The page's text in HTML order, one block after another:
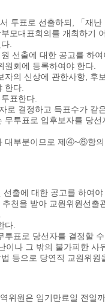
투표로 선출하되, 「재
모대표회의를 개최하기
.
선출에 대한 공고를 하여
회에 등록하여야 한다.
의 신상에 관한사항, 후
한다.
표한다.
결정하고 득표수가 같
투표로 입후보자를 당
부분이므로 제④~⑥항
출에 대한 공고를 하여야
천을 받아 교원위원선출
다.
표로 당선자를 결정할 수
나 그 밖의 불가피한 사
등으로 당연직 교원위원
위원은 임기만료일 전일